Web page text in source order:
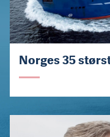
Norges 35